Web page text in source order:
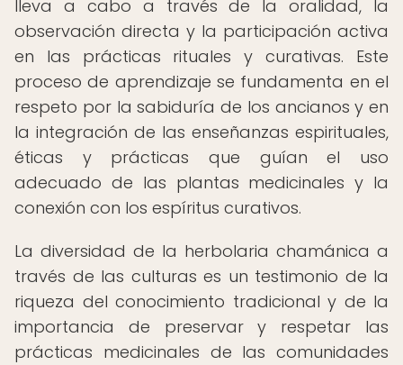
lleva a cabo a través de la oralidad, la
observación directa y la participación activa
en las prácticas rituales y curativas. Este
proceso de aprendizaje se fundamenta en el
respeto por la sabiduría de los ancianos y en
la integración de las enseñanzas espirituales,
éticas y prácticas que guían el uso
adecuado de las plantas medicinales y la
conexión con los espíritus curativos.
La diversidad de la herbolaria chamánica a
través de las culturas es un testimonio de la
riqueza del conocimiento tradicional y de la
importancia de preservar y respetar las
prácticas medicinales de las comunidades